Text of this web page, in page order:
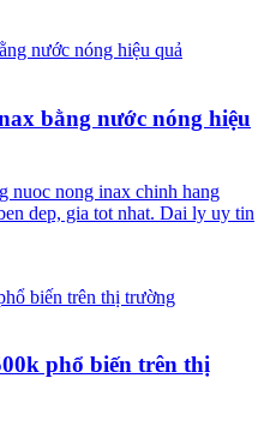
bằng nước nóng hiệu
nuoc nong inax chinh hang
dep, gia tot nhat. Dai ly uy tin
phổ biến trên thị